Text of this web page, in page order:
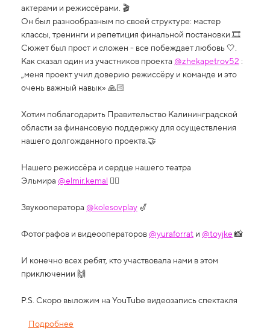
актерами и режиссёрами. 🎬
Он был разнообразным по своей структуре: мастер
классы, тренинги и репетиция финальной постановки.🎞
Сюжет был прост и сложен - все побеждает любовь 🤍.
Как сказал один из участников проекта @zhekapetrov52 :
„меня проект учил доверию режиссёру и команде и это
очень важный навык» 🙏🏻
Хотим поблагодарить Правительство Калининградской
области за финансовую поддержку для осуществления
нашего долгожданного проекта.🤝
Нашего режиссёра и сердце нашего театра
Эльмира @elmir.kemal 🦸‍♂️
Звукооператора @kolesovplay 🎷
Фотографов и видеооператоров @yuraforrat и @toyjke 📸
И конечно всех ребят, кто участвовала нами в этом
приключении 🙌
P.S. Скоро выложим на YouTube видеозапись спектакля
Подробнее